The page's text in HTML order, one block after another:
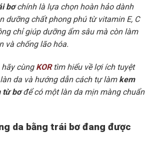
bơchính là lựa chọn hoàn hảo dành
dưỡng chất phong phú từ vitamin E, C
chỉ giúp dưỡng ẩm sâu mà còn làm
và chống lão hóa.
hãy cùng KORtìm hiểu về lợi ích tuyệt
da và hướng dẫn cách tự làm kem
từ bơđể có một làn da mịn màng chuẩn
da bằng trái bơ đang được